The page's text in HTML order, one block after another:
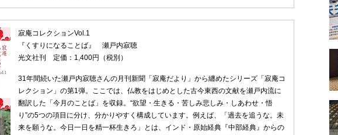
寂庵コレクションVol.1
『くすりになることば』 瀬戸内寂聴
光文社刊 定価：1,400円（税別）
31年間続いた瀬戸内寂聴さんの月刊新聞「寂庵だより」から纏めたシリーズ「寂庵コ
レクション」の第1弾。ここでは、仏教をはじめとした古今東西の文献を瀬戸内流に
翻訳した「今月のことば」を収録。“欲望・生きる・苦しみ悲しみ・しあわせ・悟
り”の5つの項目に分け、分かりやすく構成しています。例えば、「過去を追うな。未
来を願うな。今日一日を精一杯生きろ」とは、インド・原始経典『中部経典』からの